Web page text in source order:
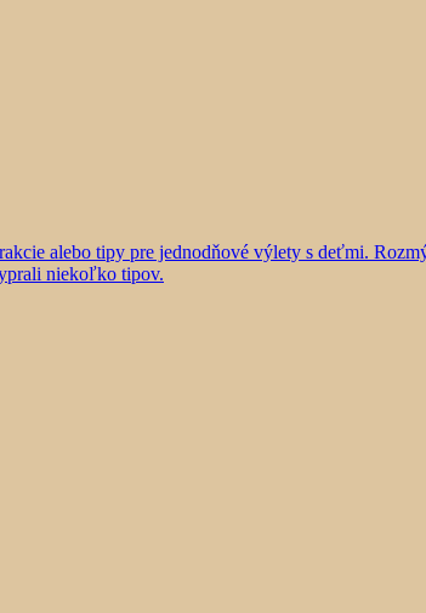
alebo tipy pre jednodňové výlety s deťmi.
niekoľko tipov.